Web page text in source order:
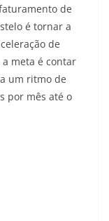
de
é tornar a
de
meta é contar
um ritmo de
por mês até o